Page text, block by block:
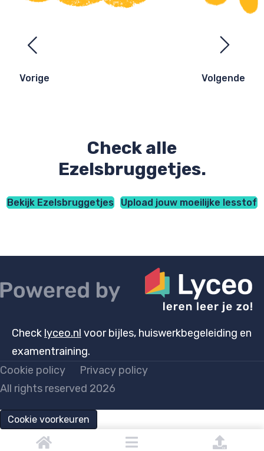
Ezelsbruggetjes
navigatie
Vorige Volgende
Check alle
Ezelsbruggetjes.
Bekijk Ezelsbruggetjes Upload jouw moeilijke lesstof
Check lyceo.nl voor bijles, huiswerkbegeleiding en
examentraining.
All rights reserved 2026
Cookie policy Privacy policy
Cookie voorkeuren